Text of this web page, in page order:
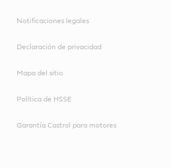
Notificaciones legales
Declaración de privacidad
Mapa del sitio
Política de HSSE
Garantía Castrol para motores